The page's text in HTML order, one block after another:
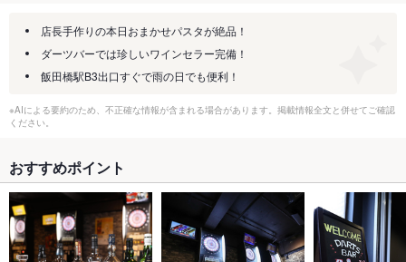
店長手作りの本日おまかせパスタが絶品！
ダーツバーでは珍しいワインセラー完備！
飯田橋駅B3出口すぐで雨の日でも便利！
※AIによる要約のため、不正確な情報が含まれる場合があります。掲載情報全文と併せてご確認
ください。
おすすめポイント